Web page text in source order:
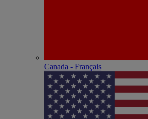
Canada - Français